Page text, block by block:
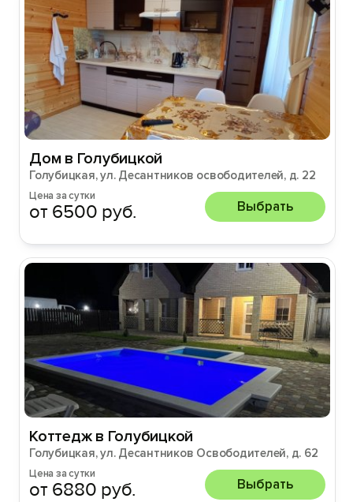
Дом в Голубицкой
Голубицкая, ул. Десантников освободителей, д. 22
Цена за сутки
от 6500 руб. Выбрать
Коттедж в Голубицкой
Голубицкая, ул. Десантников Освободителей, д. 62
Цена за сутки
от 6880 руб. Выбрать